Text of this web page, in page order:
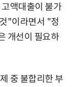
액대출이 불가
"이라면서 "정
개선이 필요하
중 불합리한 부